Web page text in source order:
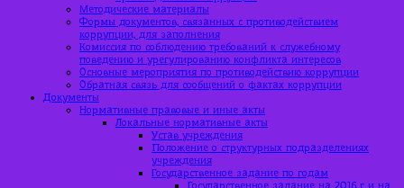
Методические материалы
Формы документов, связанных с противодействием
коррупции, для заполнения
Комиссия по соблюдению требований к служебному
поведению и урегулированию конфликта интересов
Основные мероприятия по противодействию коррупции
Обратная связь для сообщений о фактах коррупции
Документы
Нормативные правовые и иные акты
Локальные нормативные акты
Устав учреждения
Положение о структурных подразделениях
учреждения
Государственное задание по годам
Государственное задание на 2016 г и на